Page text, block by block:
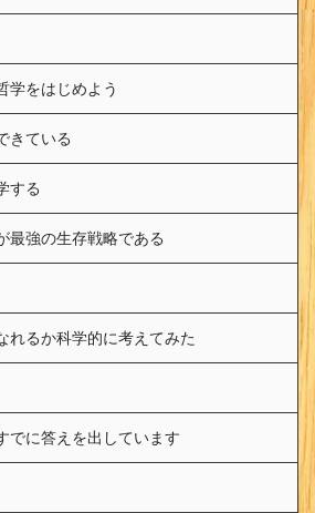
学をはじめよう
きている
する
最強の生存戦略である
れるか科学的に考えてみた
でに答えを出しています